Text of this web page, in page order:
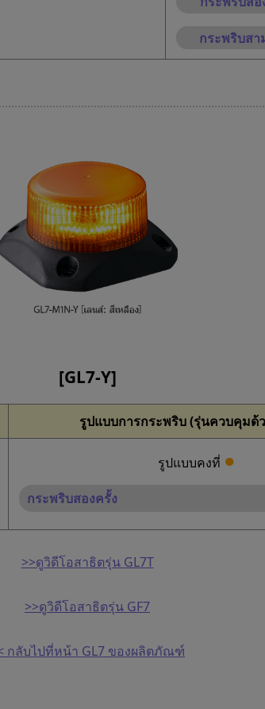
กระพริบสา
[GL7-Y]
รูปแบบการกระพริบ (รุ่นควบคุมด้
รูปแบบคงที่ ●
กระพริบสองครั้ง
>>ดูวิดีโอสาธิตรุ่น GL7T
>>ดูวิดีโอสาธิตรุ่น GF7
กลับไปที่หน้า GL7 ของผลิตภัณฑ์